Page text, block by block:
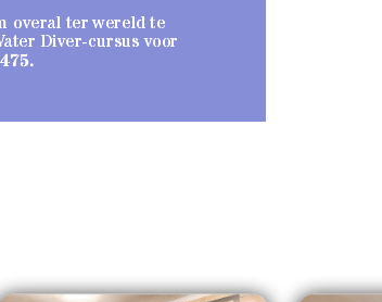
overal ter wereld te
Diver-cursus voor